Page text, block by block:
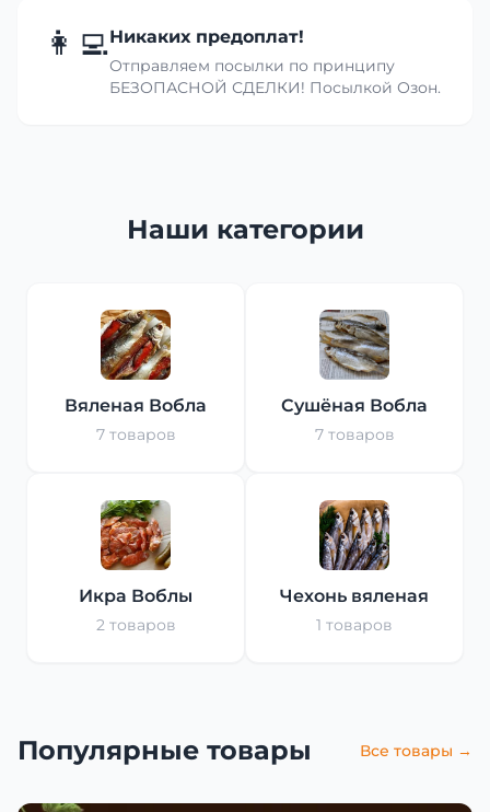
👩‍💻Никаких предоплат!
Отправляем посылки по принципу
БЕЗОПАСНОЙ СДЕЛКИ! Посылкой Озон.
Наши категории
Вяленая Вобла
7 товаров
Сушёная Вобла
7 товаров
Икра Воблы
2 товаров
Чехонь вяленая
1 товаров
Популярные товары Все товары →